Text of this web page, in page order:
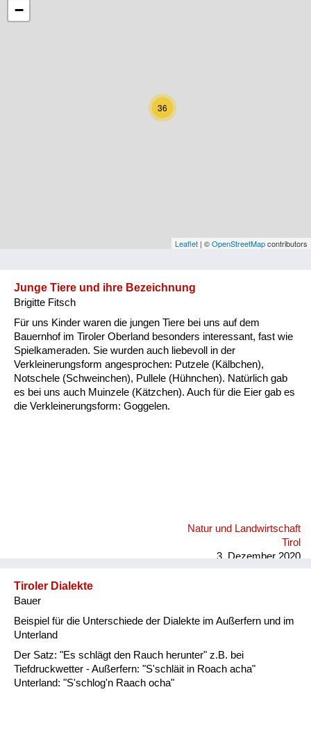
Niederösterreich
Oberösterreich
Vorarlberg
Natur und Landwirtschaft
Fluchen und Reden
Mensch, Tier und Alltag
36
−
Leaflet | ©OpenStreetMapcontributors
Junge Tiere und ihre Bezeichnung
Brigitte Fitsch
Für uns Kinder waren die jungen Tiere bei uns auf dem
Bauernhof im Tiroler Oberland besonders interessant, fast wie
Spielkameraden. Sie wurden auch liebevoll in der
Verkleinerungsform angesprochen: Putzele (Kälbchen),
Notschele (Schweinchen), Pullele (Hühnchen). Natürlich gab
es bei uns auch Muinzele (Kätzchen). Auch für die Eier gab es
die Verkleinerungsform: Goggelen.
Natur und Landwirtschaft
Tirol
3. Dezember 2020
Tiroler Dialekte
Bauer
Beispiel für die Unterschiede der Dialekte im Außerfern und im
Unterland
Der Satz: "Es schlägt den Rauch herunter" z.B. bei
Tiefdruckwetter - Außerfern: "S'schläit in Roach acha"
Unterland: "S'schlog'n Raach ocha"